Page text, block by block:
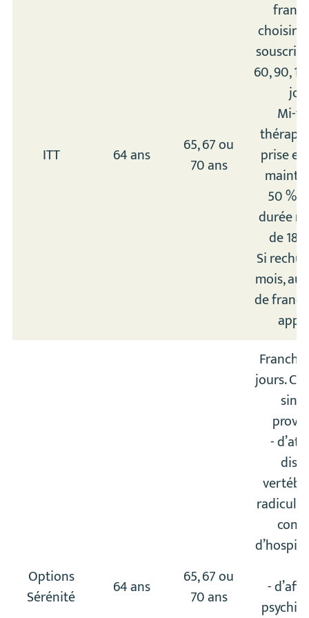
ITT 64 ans
65, 67 ou
70 ans
choisir
60, 90,
Mi-
prise
50 %
durée
de
Si
mois,
de
Options
Sérénité
64 ans
65, 67 ou
70 ans
jours.
-
-